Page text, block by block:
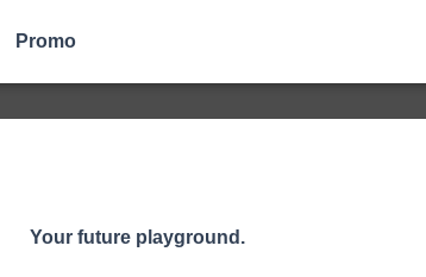
Promo
Rp.565.000.000
Your future playground.